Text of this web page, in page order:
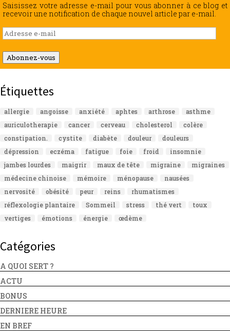
Saisissez votre adresse e-mail pour vous abonner à ce blog et
recevoir une notification de chaque nouvel article par e-mail.
Adresse
e-
mail
Abonnez-vous
Étiquettes
allergie angoisse anxiété aphtes arthrose
asthme
auriculotherapie
cancer cerveau cholesterol
colère
constipation.
cystite diabète douleur
douleurs
dépression
eczéma fatigue foie froid
insomnie
jambes lourdes
maigrir maux de tête migraine
migraines
médecine chinoise
mémoire ménopause
nausées
nervosité
obésité peur reins
rhumatismes
réflexologie plantaire
Sommeil stress thé vert
toux
vertiges
émotions énergie œdème
Catégories
A QUOI SERT ?
ACTU
BONUS
DERNIERE HEURE
EN BREF